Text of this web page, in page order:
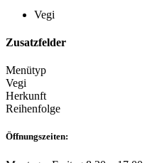
Vegi
Zusatzfelder
Menütyp
Vegi
Herkunft
Reihenfolge
Öffnungszeiten: